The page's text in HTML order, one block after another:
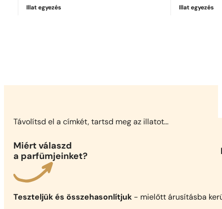
Illat egyezés Illat egyezés
Távolítsd el a címkét, tartsd meg az illatot...
Miért válaszd
a parfümjeinket?
Teszteljük és összehasonlítjuk - mielőtt árusításba